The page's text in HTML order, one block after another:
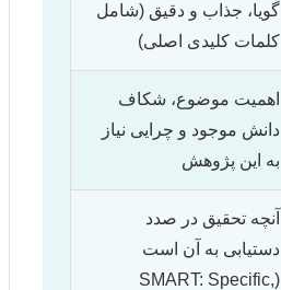
گویا، جذاب و دقیق (شامل
کلمات کلیدی اصلی)
اهمیت موضوع، شکاف
دانش موجود و چرایی نیاز
به این پژوهش
آنچه تحقیق در صدد
دستیابی به آن است
(SMART: Specific,